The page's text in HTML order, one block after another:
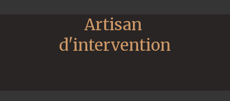
Artisan
d'intervention